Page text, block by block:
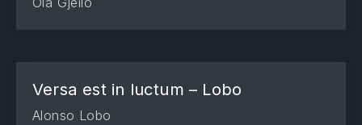
Versa est in luctum – Lobo
Alonso Lobo